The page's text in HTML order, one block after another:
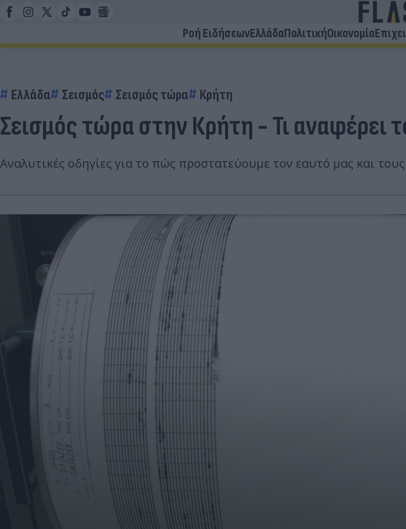
Ροή ΕιδήσεωνΕλλάδαΠολιτικήΟικονομία
Ελλάδα Σεισμός Σεισμός τώρα Κρήτη
Σεισμός τώρα στην Κρήτη - Τι αναφέρει
Αναλυτικές οδηγίες για το πώς προστατεύουμε τον εαυτό μας και